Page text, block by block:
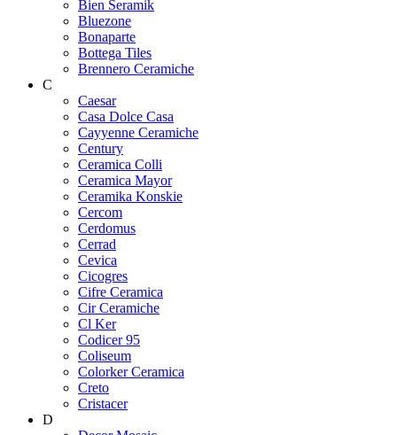
Bien Seramik
Bluezone
Bonaparte
Bottega Tiles
Brennero Ceramiche
C
Caesar
Casa Dolce Casa
Cayyenne Ceramiche
Century
Ceramica Colli
Ceramica Mayor
Ceramika Konskie
Cercom
Cerdomus
Cerrad
Cevica
Cicogres
Cifre Ceramica
Cir Ceramiche
Cl Ker
Codicer 95
Coliseum
Colorker Ceramica
Creto
Cristacer
D